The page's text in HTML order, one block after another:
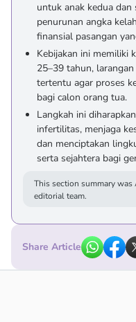
untuk anak kedua
penurunan angka
finansial pasangan
Kebijakan ini memiliki
25–39 tahun,
tertentu agar proses
bagi calon orang tua.
Langkah ini
infertilitas, menjaga
dan menciptakan
serta sejahtera bagi
This section summary
editorial team.
Share Article